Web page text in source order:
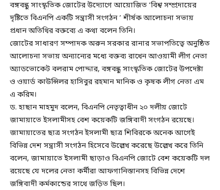
বঙ্গবন্ধু সাংস্কৃতিক জোটের উদ্যোগে আয়োজিত ‘বিশ্ব সম্প্রদায়ের
দৃষ্টিতে বিএনপি একটি সন্ত্রাসী সংগঠন ’ শীর্ষক আলোচনা সভায়
প্রধান অতিথির বক্তব্যে এ কথা বলেন তিনি।
জোটের সাধারণ সম্পাদক অরুন সরকার রানার সভাপতিত্বে অনুষ্ঠিত
আলোচনা সভায় অন্যান্যের মধ্যে বক্তব্য রাখেন আওয়ামী লীগ নেতা
অ্যাডভোকেট বলরাম পোদ্দার, বঙ্গবন্ধু সাংস্কৃতিক জোটের উপদেষ্টা
ও ওয়ার্ড কাউন্সিলর হাসিবুর রহমান মানিক ও কৃষক লীগ নেতা এম
এ করিম।
ড. হাছান মাহমুদ বলেন, বিএনপি নেতৃত্বাধীন ২০ দলীয় জোটে
জামায়াতে ইসলামীসহ বেশ কয়েকটি জঙ্গিবাদী সংগঠন রয়েছে।
জামায়াতের ছাত্র সংগঠন ইসলামী ছাত্র শিবিরকে অনেক আগেই
বিভিন্ন দেশ সন্ত্রাসী সংগঠন হিসেবে উল্লেখ করেছে উল্লেখ করে তিনি
বলেন, জামায়াতে ইসলামী ছাড়াও বিএনপি জোটে বেশ কয়েকটি দল
রয়েছে যে দলের নেতা কর্মীরা আফগানিস্তানসহ বিভিন্ন দেশে
জঙ্গিবাদী কর্মকান্ডের সাথে জড়িত ছিল।